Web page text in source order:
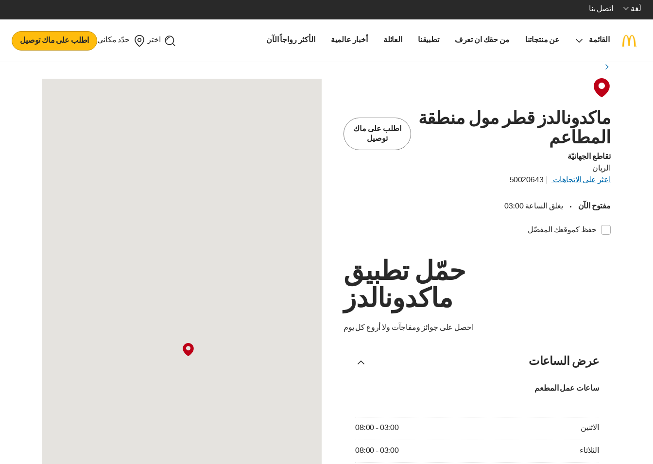
لُغة اتصل بنا
القائمة عن منتجاتنا من حقك ان تعرف تطبيقنا العائلة أخبار عالمية الأكثر رواجاً الآن اختر حدّد مكاني اطلب على ماك توصيل
ماكدونالدز قطر مول منطقة
المطاعم
تقاطع الجهانيّة
الريان
اعثر على الاتجاهات
50020643
مفتوح الآن • يغلق الساعة 03:00
حفظ كموقعك المفضّل
اطلب على ماك
توصيل
حمّل تطبيق
ماكدونالدز
احصل على جوائز ومفاجآت ولا أروع كل يوم
عرض الساعات
ساعات عمل المطعم
الاثنين 08:00 - 03:00
الاثنين 08:00 - 03:00
الثلاثاء 08:00 - 03:00
الثلاثاء 08:00 - 03:00